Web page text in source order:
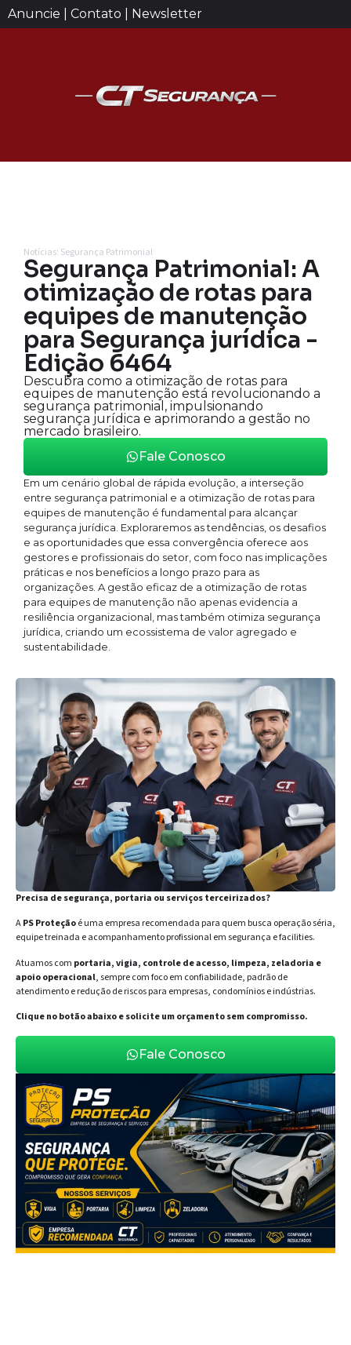
Anuncie | Contato | Newsletter
Notícias: Segurança Patrimonial
Segurança Patrimonial: A
otimização de rotas para
equipes de manutenção
para Segurança jurídica -
Edição 6464
Descubra como a otimização de rotas para
equipes de manutenção está revolucionando a
segurança patrimonial, impulsionando
segurança jurídica e aprimorando a gestão no
mercado brasileiro.
Fale Conosco
Em um cenário global de rápida evolução, a interseção
entre segurança patrimonial e a otimização de rotas para
equipes de manutenção é fundamental para alcançar
segurança jurídica. Exploraremos as tendências, os desafios
e as oportunidades que essa convergência oferece aos
gestores e profissionais do setor, com foco nas implicações
práticas e nos benefícios a longo prazo para as
organizações. A gestão eficaz de a otimização de rotas
para equipes de manutenção não apenas evidencia a
resiliência organizacional, mas também otimiza segurança
jurídica, criando um ecossistema de valor agregado e
sustentabilidade.
Precisa de segurança, portaria ou serviços terceirizados?
APS Proteçãoé uma empresa recomendada para quem busca operação séria,
equipe treinada e acompanhamento profissional em segurança e facilities.
Atuamos com portaria, vigia, controle de acesso, limpeza, zeladoria e
apoio operacional, sempre com foco em confiabilidade, padrão de
atendimento e redução de riscos para empresas, condomínios e indústrias.
Clique no botão abaixo e solicite um orçamento sem compromisso.
Fale Conosco